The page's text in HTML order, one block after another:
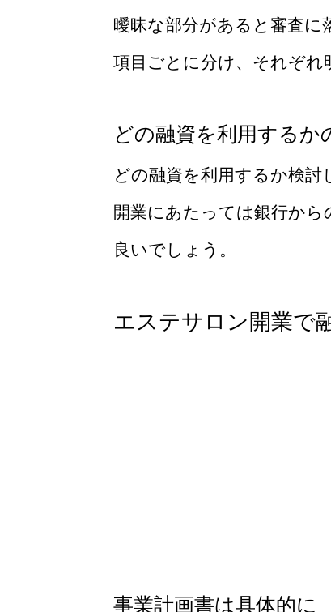
曖昧な部分があると審査
項目ごとに分け、それぞれ
どの融資を利用するか
どの融資を利用するか検討
開業にあたっては銀行か
良いでしょう。
エステサロン開業で
事業計画書は具体的に